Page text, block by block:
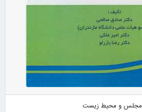
مجلس و محیط زیست